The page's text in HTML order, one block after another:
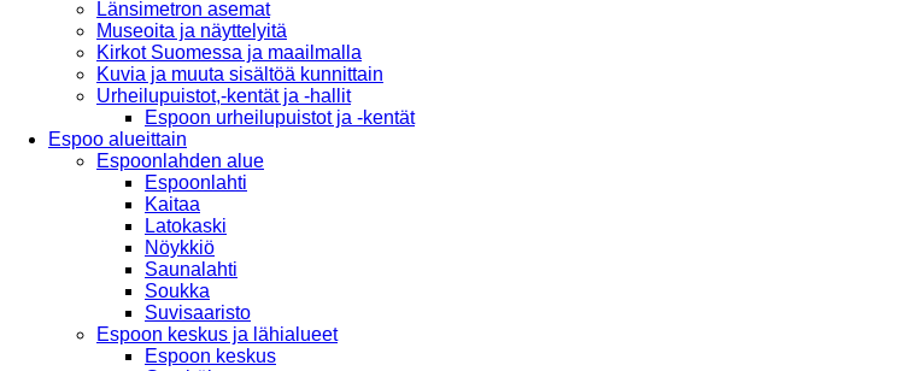
Länsimetron asemat
Museoita ja näyttelyitä
Kirkot Suomessa ja maailmalla
Kuvia ja muuta sisältöä kunnittain
Urheilupuistot,-kentät ja -hallit
Espoon urheilupuistot ja -kentät
Espoo alueittain
Espoonlahden alue
Espoonlahti
Kaitaa
Latokaski
Nöykkiö
Saunalahti
Soukka
Suvisaaristo
Espoon keskus ja lähialueet
Espoon keskus